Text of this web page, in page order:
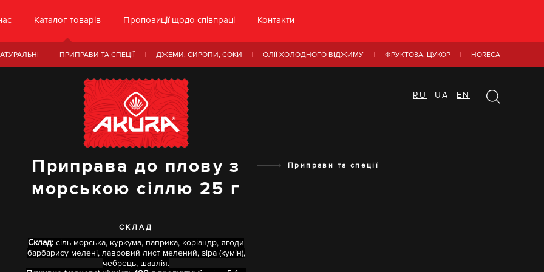
Каталог товарів Пропозиції щодо співпраці Контакти
ПРИПРАВИ ТА СПЕЦІЇ ДЖЕМИ, СИРОПИ, СОКИ ОЛІЇ ХОЛОДНОГО ВІДЖИМУ ФРУКТОЗА, ЦУКОР HORECA
Приправа до плову з
морською сіллю 25 г
Приправи та спеції
СКЛАД
Склад: сіль морська, куркума, паприка, коріандр, ягоди
барбарису мелені, лавровий лист мелений, зіра (кумін),
чебрець, шавлія.
RU UA EN